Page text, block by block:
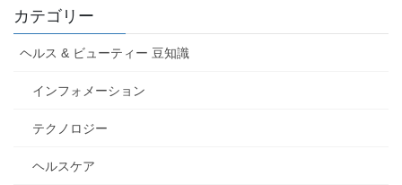
カテゴリー
ヘルス & ビューティー 豆知識
インフォメーション
テクノロジー
ヘルスケア